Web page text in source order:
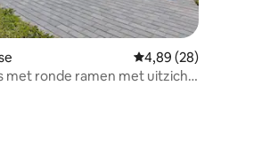
Gemiddelde
4,89 (28)
met ronde ramen met uitzicht